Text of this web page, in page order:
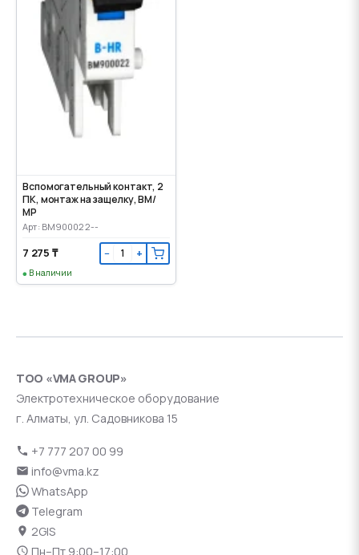
Вспомогательный контакт, 2
ПК, монтаж на защелку, ВМ/
МР
Арт: BM900022--
7 275 ₸ − +
В наличии
ТОО «VMA GROUP»
Электротехническое оборудование
г. Алматы, ул. Садовникова 15
+7 777 207 00 99
info@vma.kz
WhatsApp
Telegram
2GIS
Пн–Пт 9:00–17:00